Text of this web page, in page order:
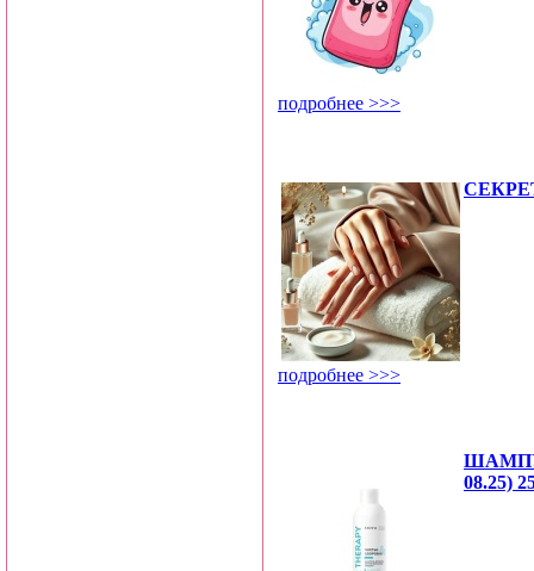
подробнее >>>
подробнее >>>
08.25)